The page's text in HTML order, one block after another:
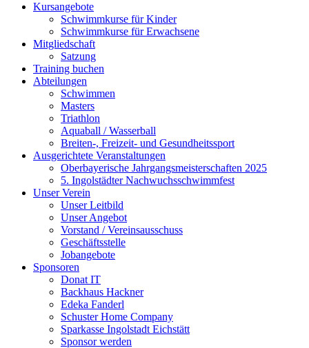
Kursangebote
Schwimmkurse für Kinder
Schwimmkurse für Erwachsene
Mitgliedschaft
Satzung
Training buchen
Abteilungen
Schwimmen
Masters
Triathlon
Aquaball / Wasserball
Breiten-, Freizeit- und Gesundheitssport
Ausgerichtete Veranstaltungen
Oberbayerische Jahrgangsmeisterschaften 2025
5. Ingolstädter Nachwuchsschwimmfest
Unser Verein
Unser Leitbild
Unser Angebot
Vorstand / Vereinsausschuss
Geschäftsstelle
Jobangebote
Sponsoren
Donat IT
Backhaus Hackner
Edeka Fanderl
Schuster Home Company
Sparkasse Ingolstadt Eichstätt
Sponsor werden